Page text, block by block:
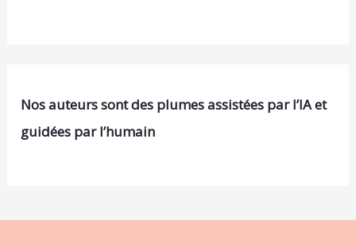
Nos auteurs sont des plumes assistées par l’IA et
guidées par l’humain